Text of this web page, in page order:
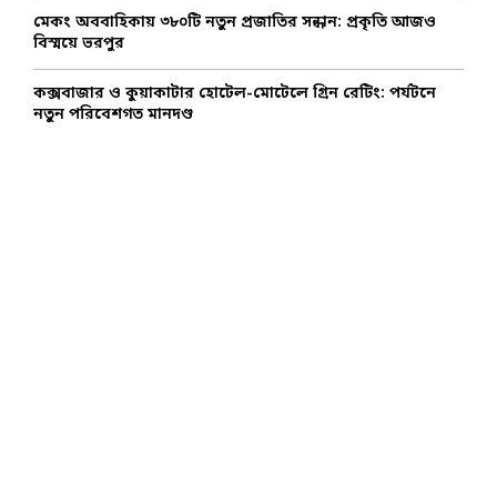
মেকং অববাহিকায় ৩৮০টি নতুন প্রজাতির সন্ধান: প্রকৃতি আজও
বিস্ময়ে ভরপুর
কক্সবাজার ও কুয়াকাটার হোটেল-মোটেলে গ্রিন রেটিং: পর্যটনে
নতুন পরিবেশগত মানদণ্ড